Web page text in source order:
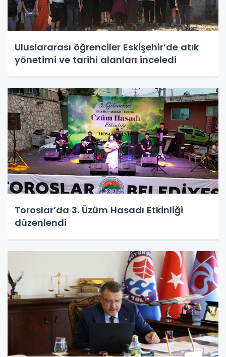
Uluslararası öğrenciler Eskişehir’de atık
yönetimi ve tarihi alanları inceledi
Toroslar’da 3. Üzüm Hasadı Etkinliği
düzenlendi